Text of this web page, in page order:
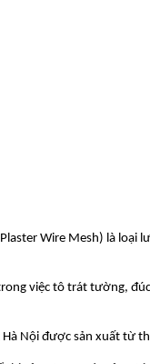
Wire Mesh) là loại
việc tô trát tường,
Nội được sản xuất từ